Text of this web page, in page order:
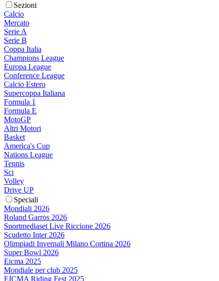
Sezioni
Calcio
Mercato
Serie A
Serie B
Coppa Italia
Champions League
Europa League
Conference League
Calcio Estero
Supercoppa Italiana
Formula 1
Formula E
MotoGP
Altri Motori
Basket
America's Cup
Nations League
Tennis
Sci
Volley
Drive UP
Speciali
Mondiali 2026
Roland Garros 2026
Sportmediaset Live Riccione 2026
Scudetto Inter 2026
Olimpiadi Invernali Milano Cortina 2026
Super Bowl 2026
Eicma 2025
Mondiale per club 2025
EICMA Riding Fest 2025